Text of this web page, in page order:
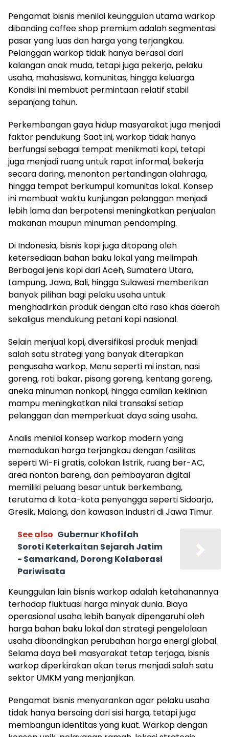
Pengamat bisnis menilai keunggulan utama warkop
dibanding coffee shop premium adalah segmentasi
pasar yang luas dan harga yang terjangkau.
Pelanggan warkop tidak hanya berasal dari
kalangan anak muda, tetapi juga pekerja, pelaku
usaha, mahasiswa, komunitas, hingga keluarga.
Kondisi ini membuat permintaan relatif stabil
sepanjang tahun.
Perkembangan gaya hidup masyarakat juga menjadi
faktor pendukung. Saat ini, warkop tidak hanya
berfungsi sebagai tempat menikmati kopi, tetapi
juga menjadi ruang untuk rapat informal, bekerja
secara daring, menonton pertandingan olahraga,
hingga tempat berkumpul komunitas lokal. Konsep
ini membuat waktu kunjungan pelanggan menjadi
lebih lama dan berpotensi meningkatkan penjualan
makanan maupun minuman pendamping.
Di Indonesia, bisnis kopi juga ditopang oleh
ketersediaan bahan baku lokal yang melimpah.
Berbagai jenis kopi dari Aceh, Sumatera Utara,
Lampung, Jawa, Bali, hingga Sulawesi memberikan
banyak pilihan bagi pelaku usaha untuk
menghadirkan produk dengan cita rasa khas daerah
sekaligus mendukung petani kopi nasional.
Selain menjual kopi, diversifikasi produk menjadi
salah satu strategi yang banyak diterapkan
pengusaha warkop. Menu seperti mi instan, nasi
goreng, roti bakar, pisang goreng, kentang goreng,
aneka minuman nonkopi, hingga camilan kekinian
mampu meningkatkan nilai transaksi setiap
pelanggan dan memperkuat daya saing usaha.
Analis menilai konsep warkop modern yang
memadukan harga terjangkau dengan fasilitas
seperti Wi-Fi gratis, colokan listrik, ruang ber-AC,
area nonton bareng, dan pembayaran digital
memiliki peluang besar untuk berkembang,
terutama di kota-kota penyangga seperti Sidoarjo,
Gresik, Malang, dan kawasan industri di Jawa Timur.
See also Gubernur Khofifah
Soroti Keterkaitan Sejarah Jatim
- Samarkand, Dorong Kolaborasi
Pariwisata
Keunggulan lain bisnis warkop adalah ketahanannya
terhadap fluktuasi harga minyak dunia. Biaya
operasional usaha lebih banyak dipengaruhi oleh
harga bahan baku lokal dan strategi pengelolaan
usaha dibandingkan perubahan harga energi global.
Selama daya beli masyarakat tetap terjaga, bisnis
warkop diperkirakan akan terus menjadi salah satu
sektor UMKM yang menjanjikan.
Pengamat bisnis menyarankan agar pelaku usaha
tidak hanya bersaing dari sisi harga, tetapi juga
membangun identitas yang kuat. Warkop dengan